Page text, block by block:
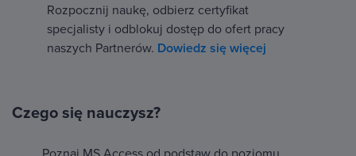
Rozpocznij naukę, odbierz certyfikat
specjalisty i odblokuj dostęp do ofert pracy
naszych Partnerów. Dowiedz się więcej
Czego się nauczysz?